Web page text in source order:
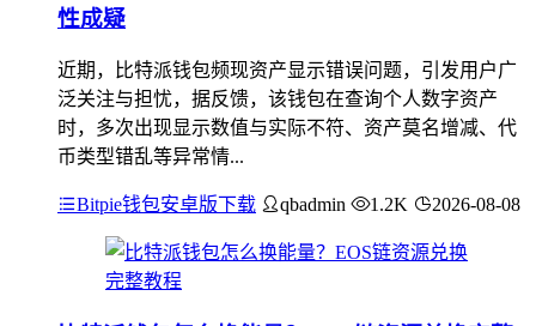
性成疑
近期，比特派钱包频现资产显示错误问题，引发用户广
泛关注与担忧，据反馈，该钱包在查询个人数字资产
时，多次出现显示数值与实际不符、资产莫名增减、代
币类型错乱等异常情...
Bitpie钱包安卓版下载 qbadmin 1.2K 2026-08-08